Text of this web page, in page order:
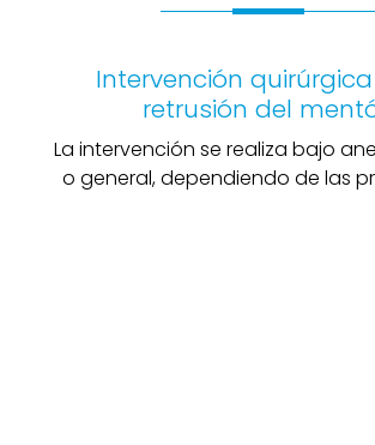
Intervención
retrusión del
La intervención se realiza bajo
o general, dependiendo de las